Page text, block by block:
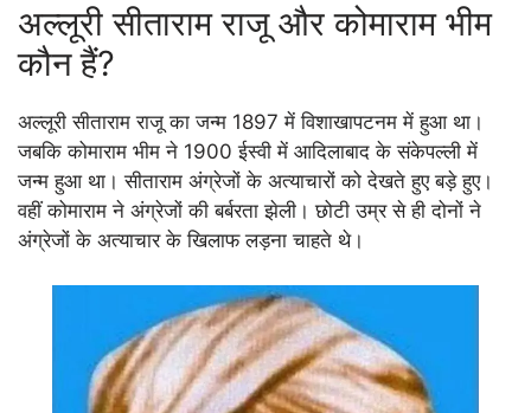
अल्लूरी सीताराम राजू और कोमाराम भीम
कौन हैं?
अल्लूरी सीताराम राजू का जन्म 1897 में विशाखापटनम में हुआ था।
जबकि कोमाराम भीम ने 1900 ईस्वी में आदिलाबाद के संकेपल्ली में
जन्म हुआ था। सीताराम अंग्रेजों के अत्याचारों को देखते हुए बड़े हुए।
वहीं कोमाराम ने अंग्रेजों की बर्बरता झेली। छोटी उम्र से ही दोनों ने
अंग्रेजों के अत्याचार के खिलाफ लड़ना चाहते थे।